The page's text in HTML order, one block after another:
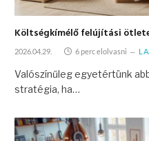
Költségkímélő felújítási
2026.04.29. 6 perc elolvasni
Valószínűleg egyetértünk
stratégia, ha…